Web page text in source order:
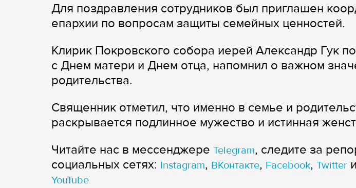
Для поздравления сотрудников был приглашен
епархии по вопросам защиты семейных ценностей.
Клирик Покровского собора иерей Александр Гук
с Днем матери и Днем отца, напомнил о важном
родительства.
Священник отметил, что именно в семье и
раскрывается подлинное мужество и истинная
Читайте нас в мессенджере Telegram, следите за
cоциальных сетях: Instagram, ВКонтакте, Facebook, Twitter и
YouTube